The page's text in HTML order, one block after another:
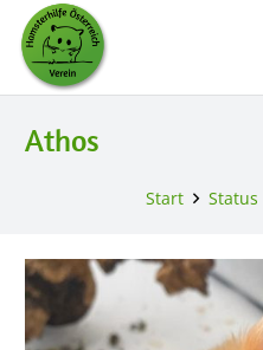
Athos
Start Status